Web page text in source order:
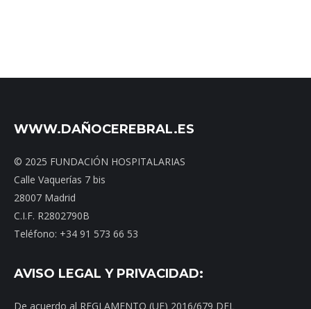
WWW.DAÑOCEREBRAL.ES
© 2025 FUNDACIÓN HOSPITALARIAS
Calle Vaquerías 7 bis
28007 Madrid
C.I.F. R2802790B
Teléfono: +34 91 573 66 53
AVISO LEGAL Y PRIVACIDAD:
De acuerdo al REGLAMENTO (UE) 2016/679 DEL